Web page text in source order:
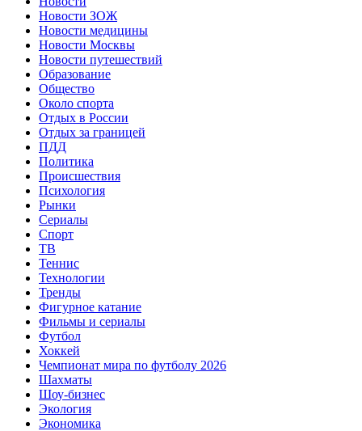
Новости ЗОЖ
Новости медицины
Новости Москвы
Новости путешествий
Образование
Общество
Около спорта
Отдых в России
Отдых за границей
ПДД
Политика
Происшествия
Психология
Рынки
Сериалы
Спорт
ТВ
Теннис
Технологии
Тренды
Фигурное катание
Фильмы и сериалы
Футбол
Хоккей
Чемпионат мира по футболу 2026
Шахматы
Шоу-бизнес
Экология
Экономика